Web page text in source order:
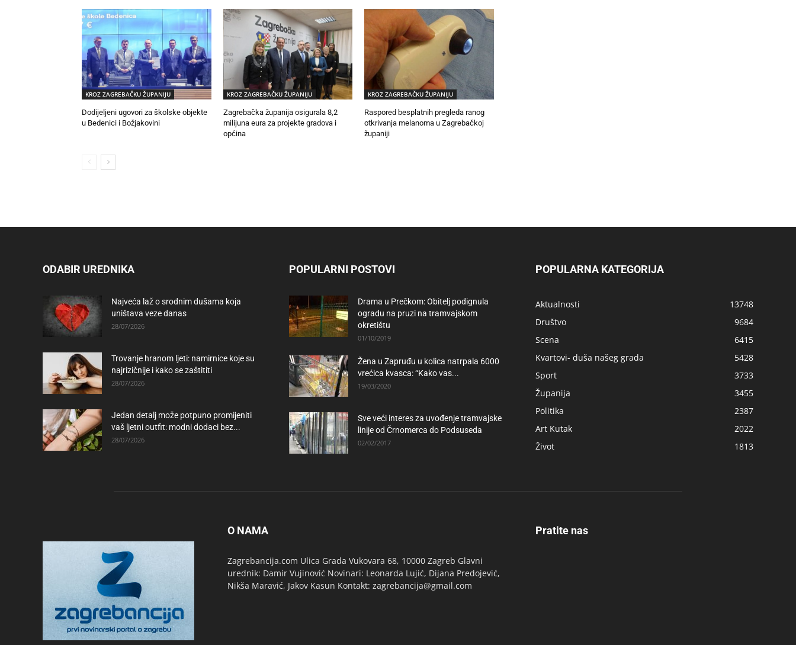
KROZ ZAGREBAČKU ŽUPANIJU
Dodijeljeni ugovori za školske objekte
u Bedenici i Božjakovini
KROZ ZAGREBAČKU ŽUPANIJU
Zagrebačka županija osigurala 8,2
milijuna eura za projekte gradova i
općina
KROZ ZAGREBAČKU ŽUPANIJU
Raspored besplatnih pregleda ranog
otkrivanja melanoma u Zagrebačkoj
županiji
ODABIR UREDNIKA
Najveća laž o srodnim dušama koja
uništava veze danas
28/07/2026
Trovanje hranom ljeti: namirnice koje su
najrizičnije i kako se zaštititi
28/07/2026
Jedan detalj može potpuno promijeniti
vaš ljetni outfit: modni dodaci bez...
28/07/2026
POPULARNI POSTOVI
Drama u Prečkom: Obitelj podignula
ogradu na pruzi na tramvajskom
okretištu
01/10/2019
Žena u Zapruđu u kolica natrpala 6000
vrećica kvasca: “Kako vas...
19/03/2020
Sve veći interes za uvođenje tramvajske
linije od Črnomerca do Podsuseda
02/02/2017
POPULARNA KATEGORIJA
Aktualnosti
13748
Društvo
9684
Scena
6415
Kvartovi- duša našeg grada
5428
Sport
3733
Županija
3455
Politika
2387
Art Kutak
2022
Život
1813
O NAMA
Zagrebancija.com Ulica Grada Vukovara 68, 10000 Zagreb Glavni
urednik: Damir Vujinović Novinari: Leonarda Lujić, Dijana Predojević,
Nikša Maravić, Jakov Kasun Kontakt: zagrebancija@gmail.com
Pratite nas